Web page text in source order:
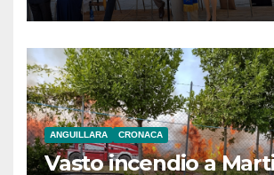
ANGUILLARA CRONACA
Vasto incendio a